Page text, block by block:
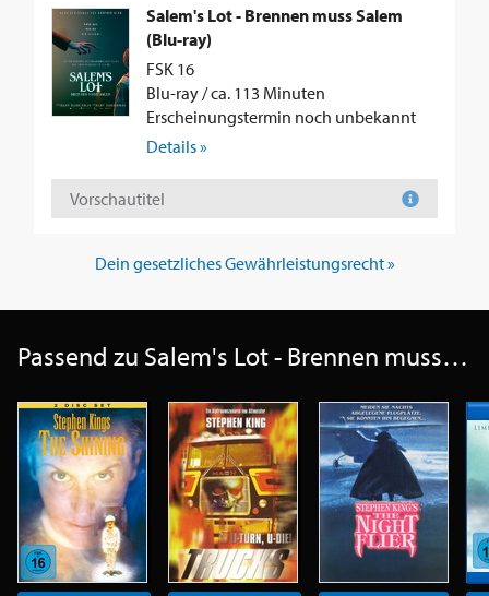
Salem's Lot - Brennen muss Salem
(Blu-ray)
FSK 16
Blu-ray / ca. 113 Minuten
Erscheinungstermin noch unbekannt
Details »
Vorschautitel
Dein gesetzliches Gewährleistungsrecht »
Passend zu Salem's Lot - Brennen muss Salem